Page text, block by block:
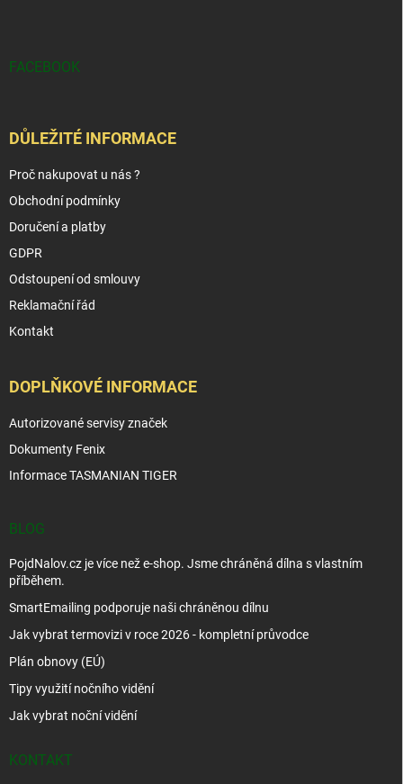
FACEBOOK
DŮLEŽITÉ INFORMACE
Proč nakupovat u nás ?
Obchodní podmínky
Doručení a platby
GDPR
Odstoupení od smlouvy
Reklamační řád
Kontakt
DOPLŇKOVÉ INFORMACE
Autorizované servisy značek
Dokumenty Fenix
Informace TASMANIAN TIGER
BLOG
PojdNalov.cz je více než e-shop. Jsme chráněná dílna s vlastním
příběhem.
SmartEmailing podporuje naši chráněnou dílnu
Jak vybrat termovizi v roce 2026 - kompletní průvodce
Plán obnovy (EÚ)
Tipy využití nočního vidění
Jak vybrat noční vidění
KONTAKT